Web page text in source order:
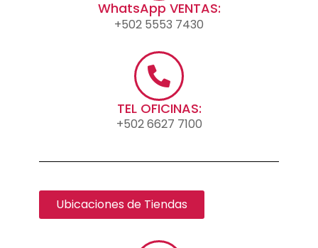
WhatsApp VENTAS:
+502 5553 7430
TEL OFICINAS:
+502 6627 7100
Ubicaciones de Tiendas